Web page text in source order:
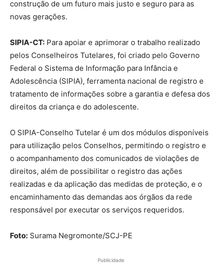
construção de um futuro mais justo e seguro para as
novas gerações.
SIPIA-CT: Para apoiar e aprimorar o trabalho realizado
pelos Conselheiros Tutelares, foi criado pelo Governo
Federal o Sistema de Informação para Infância e
Adolescência (SIPIA), ferramenta nacional de registro e
tratamento de informações sobre a garantia e defesa dos
direitos da criança e do adolescente.
O SIPIA-Conselho Tutelar é um dos módulos disponíveis
para utilização pelos Conselhos, permitindo o registro e
o acompanhamento dos comunicados de violações de
direitos, além de possibilitar o registro das ações
realizadas e da aplicação das medidas de proteção, e o
encaminhamento das demandas aos órgãos da rede
responsável por executar os serviços requeridos.
Foto: Surama Negromonte/SCJ-PE
Publicidade